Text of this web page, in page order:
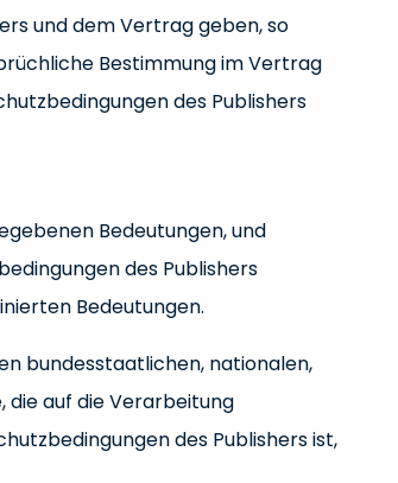
und dem Vertrag geben, so
Bestimmung im Vertrag
des Publishers
Bedeutungen, und
des Publishers
Bedeutungen.
bundesstaatlichen, nationalen,
auf die Verarbeitung
des Publishers ist,